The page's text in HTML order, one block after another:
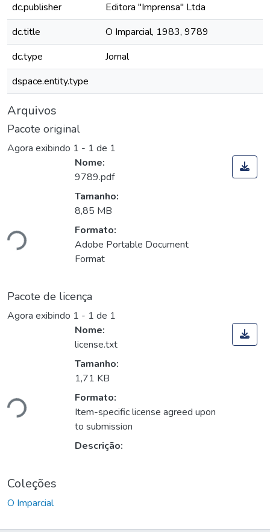
dc.publisher
Editora "Imprensa" Ltda
dc.title
O Imparcial, 1983, 9789
dc.type
Jornal
dspace.entity.type
Arquivos
Pacote original
Agora exibindo 1 - 1 de 1
Nome:
9789.pdf
Tamanho:
8,85 MB
Formato:
Adobe Portable Document
Format
Pacote de licença
Agora exibindo 1 - 1 de 1
Nome:
license.txt
Tamanho:
1,71 KB
Formato:
Item-specific license agreed upon
to submission
Descrição:
Coleções
O Imparcial